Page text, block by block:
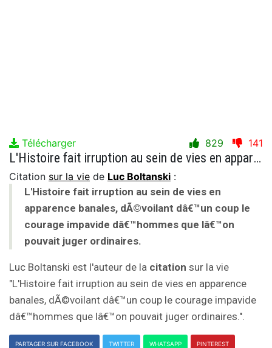
Télécharger 829 141
L'Histoire fait irruption au sein de vies en apparence banales, dÃ©voilant dâ€™un coup le courage impavide dâ€™hommes que lâ€™on pouvait juger ordinaires.
Citation sur la vie de Luc Boltanski :
L'Histoire fait irruption au sein de vies en
apparence banales, dÃ©voilant dâ€™un coup le
courage impavide dâ€™hommes que lâ€™on
pouvait juger ordinaires.
Luc Boltanski est l'auteur de la citation sur la vie
"L'Histoire fait irruption au sein de vies en apparence
banales, dÃ©voilant dâ€™un coup le courage impavide
dâ€™hommes que lâ€™on pouvait juger ordinaires.".
PARTAGER SUR FACEBOOK TWITTER WHATSAPP PINTEREST